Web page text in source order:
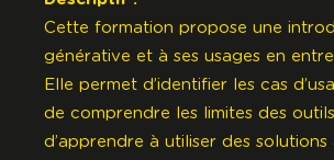
Cette formation propose une
générative et à ses usages en
Elle permet d’identifier les cas
de comprendre les limites des
d’apprendre à utiliser des solutions